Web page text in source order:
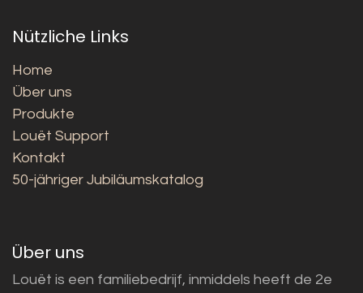
Nützliche Links
Home
Über uns
Produkte
Louët Support
Kontakt
50-jähriger Jubiläumskatalog
Über uns
Louët is een familiebedrijf, inmiddels heeft de 2e